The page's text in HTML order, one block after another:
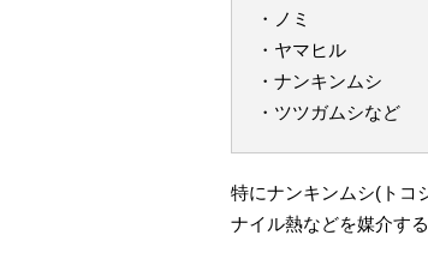
・ノミ
・ヤマヒル
・ナンキンムシ
・ツツガムシなど
特にナンキンムシ(トコ
ナイル熱などを媒介す